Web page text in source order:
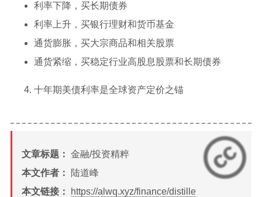
利率下降，买长期债券
利率上升，买银行理财和货币基金
通货膨胀，买大宗商品和相关股票
通货紧缩，买稳定行业高股息股票和长期债券
十年期美债利率是全球资产定价之锚
文章标题： 金融/投资精粹
本文作者：
陆道峰
本文链接：
https://alwq.xyz/finance/distille